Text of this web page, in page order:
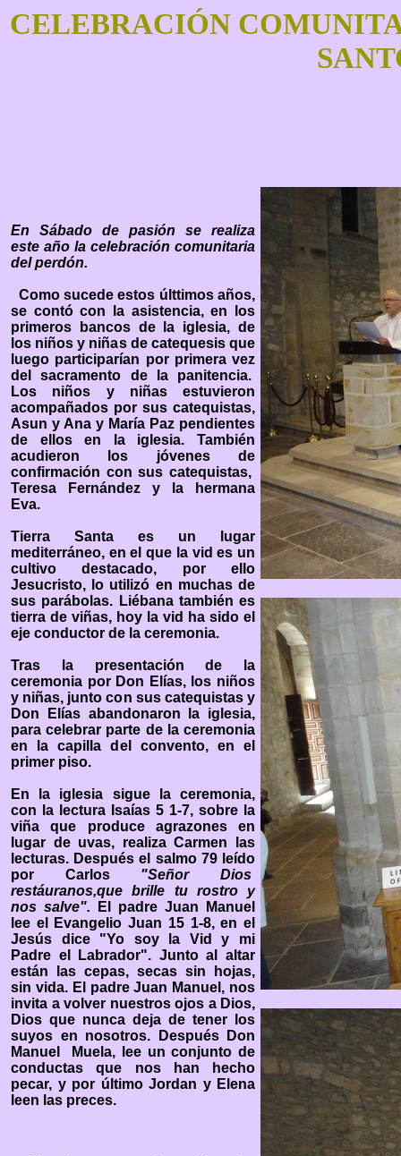
CELEBRACIÓN
En Sábado de pasión se realiza
este año la celebración comunitaria
del perdón.
Como sucede estos últtimos años,
se contó con la asistencia, en los
primeros bancos de la iglesia, de
los niños y niñas de catequesis que
luego participarían por primera vez
del sacramento de la panitencia.
Los niños y niñas estuvieron
acompañados por sus catequistas,
Asun y Ana y María Paz pendientes
de ellos en la iglesia. También
acudieron los jóvenes de
confirmación con sus catequistas,
Teresa Fernández y la hermana
Eva.
Tierra Santa es un lugar
mediterráneo, en el que la vid es un
cultivo destacado, por ello
Jesucristo, lo utilizó en muchas de
sus parábolas. Liébana también es
tierra de viñas, hoy la vid ha sido el
eje conductor de la ceremonia.
Tras la presentación de la
ceremonia por Don Elías, los niños
y niñas, junto con sus catequistas y
Don Elías abandonaron la iglesia,
para celebrar parte de la ceremonia
en la capilla del convento, en el
primer piso.
En la iglesia sigue la ceremonia,
con la lectura Isaías 5 1-7, sobre la
viña que produce agrazones en
lugar de uvas, realiza Carmen las
lecturas. Después el salmo 79 leído
por Carlos "Señor Dios
restáuranos,que brille tu rostro y
nos salve".
El padre Juan Manuel
lee el Evangelio Juan 15 1-8, en el
Jesús dice "Yo soy la Vid y mi
Padre el Labrador". Junto al altar
están las cepas, secas sin hojas,
sin vida. El padre Juan Manuel, nos
invita a volver nuestros ojos a Dios,
Dios que nunca deja de tener los
suyos en nosotros. Después Don
Manuel Muela, lee un conjunto de
conductas que nos han hecho
pecar, y por último Jordan y Elena
leen las preces.